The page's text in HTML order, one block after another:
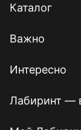
Каталог
Важно
Интересно
Лабиринт —